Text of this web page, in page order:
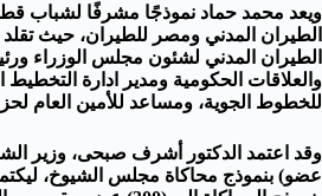
ويعد محمد حماد نموذجًا مشرفًا لشباب
الطيران المدني ومصر للطيران، حيث
الطيران المدني لشئون مجلس الوزراء
والعلاقات الحكومية ومدير ادارة
للخطوط الجوية، ومساعد للأمين العام
عضو) بنموذج محاكاة مجلس الشيوخ،